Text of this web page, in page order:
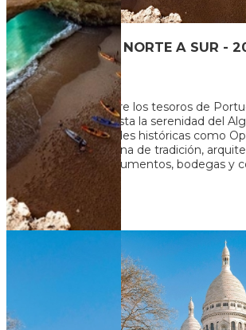
PORTUGAL DE NORTE A SUR -
Dias14 Noches
Un viaje que recorre los tesoros de
vibrante Lisboa hasta la serenidad del
Exploramos ciudades históricas como
Évora, cada una llena de tradición,
únicos. Entre monumentos, bodegas y
impresionant...
U$S 2.986 + 130
Ver más